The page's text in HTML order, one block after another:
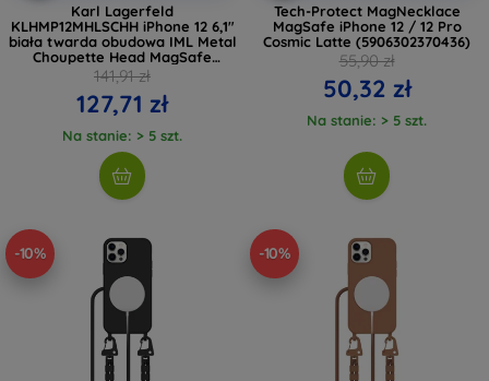
Karl Lagerfeld
KLHMP12MHLSCHH iPhone 12 6,1"
biała twarda obudowa IML Metal
Choupette Head MagSafe
(KLHMP12MHLSCHH)
141,91 zł
127,71 zł
Na stanie: > 5 szt.
Tech-Protect MagNecklace
MagSafe iPhone 12 / 12 Pro
Cosmic Latte (5906302370436)
55,90 zł
50,32 zł
Na stanie: > 5 szt.
-10% -10%